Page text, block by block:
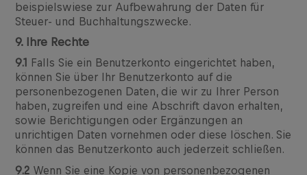
beispielswiese zur Aufbewahrung der Daten für
Steuer- und Buchhaltungszwecke.
9. Ihre Rechte
9.1 Falls Sie ein Benutzerkonto eingerichtet haben,
können Sie über Ihr Benutzerkonto auf die
personenbezogenen Daten, die wir zu Ihrer Person
haben, zugreifen und eine Abschrift davon erhalten,
sowie Berichtigungen oder Ergänzungen an
unrichtigen Daten vornehmen oder diese löschen. Sie
können das Benutzerkonto auch jederzeit schließen.
9.2 Wenn Sie eine Kopie von personenbezogenen